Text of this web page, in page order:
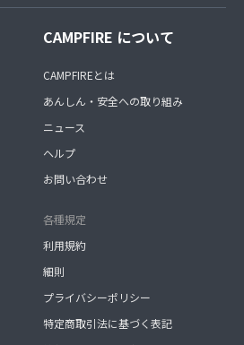
CAMPFIRE について
CAMPFIREとは
あんしん・安全への取り組み
ニュース
ヘルプ
お問い合わせ
各種規定
利用規約
細則
プライバシーポリシー
特定商取引法に基づく表記